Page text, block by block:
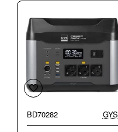
BD70282 GYS